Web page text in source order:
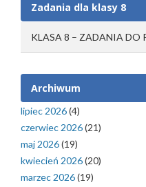
Zadania dla klasy 8
KLASA 8 – ZADANIA DO
Archiwum
lipiec 2026(4)
czerwiec 2026(21)
maj 2026(19)
kwiecień 2026(20)
marzec 2026(19)